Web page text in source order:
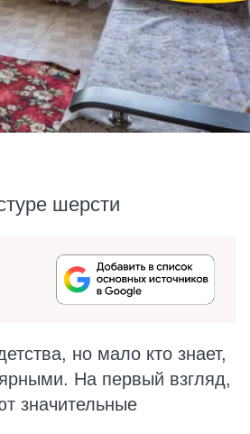
шерсти
но мало кто знает,
На первый взгляд,
значительные